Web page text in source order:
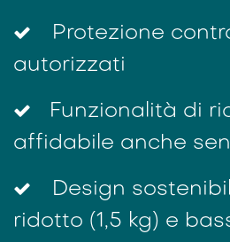
Protezione
autorizzati
Funzionalità di
affidabile anche
Design
ridotto (1,5 kg) e